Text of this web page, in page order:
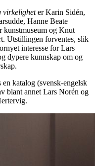
virkeligheter Karin Sidén,
Hanne Beate
kunstmuseum og Knut
Utstillingen forventes, slik
interesse for Lars
dypere kunnskap om og
katalog (svensk-engelsk
blant annet Lars Norén og